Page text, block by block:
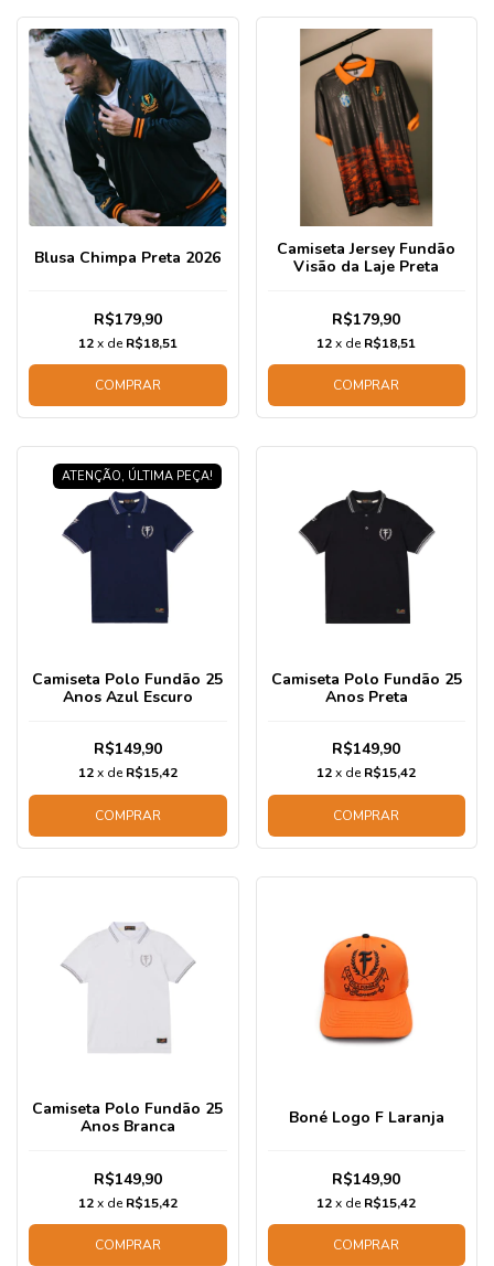
Blusa Chimpa Preta 2026
R$179,90
12 x deR$18,51
COMPRAR
Camiseta Jersey Fundão
Visão da Laje Preta
R$179,90
12 x deR$18,51
COMPRAR
ATENÇÃO, ÚLTIMA PEÇA!
Camiseta Polo Fundão 25
Anos Azul Escuro
R$149,90
12 x deR$15,42
COMPRAR
Camiseta Polo Fundão 25
Anos Preta
R$149,90
12 x deR$15,42
COMPRAR
Camiseta Polo Fundão 25
Anos Branca
R$149,90
12 x deR$15,42
COMPRAR
Boné Logo F Laranja
R$149,90
12 x deR$15,42
COMPRAR